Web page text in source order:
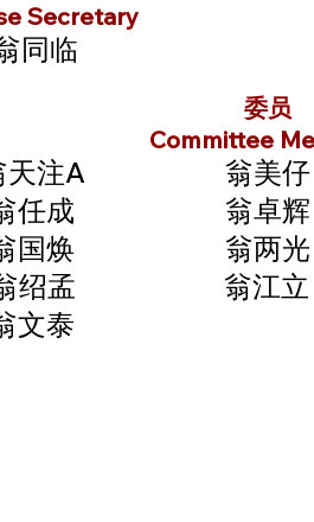
Secretary
同临
委员
Committee
翁美仔
天注A
任成
翁卓辉
国焕
翁两光
绍孟
翁江立
文泰